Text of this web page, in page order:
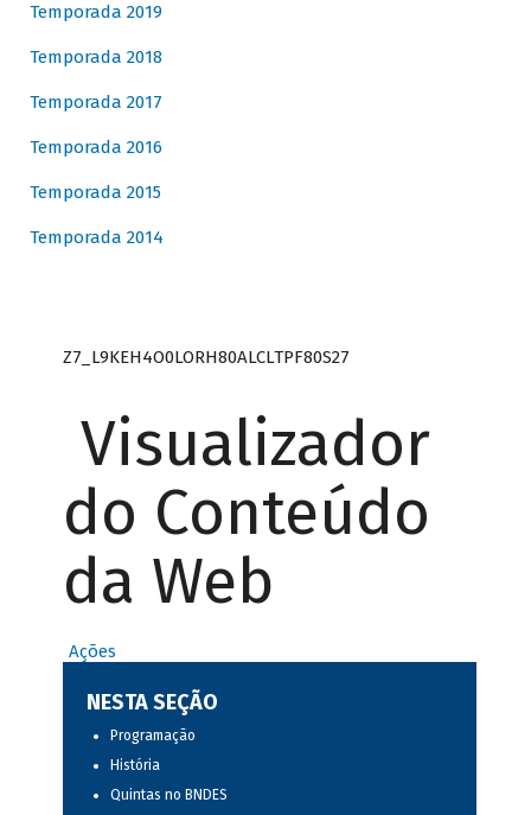
Temporada 2019
Temporada 2018
Temporada 2017
Temporada 2016
Temporada 2015
Temporada 2014
Z7_L9KEH4O0LORH80ALCLTPF80S27
Visualizador
do Conteúdo
da Web
Ações
NESTA SEÇÃO
Programação
História
Quintas no BNDES